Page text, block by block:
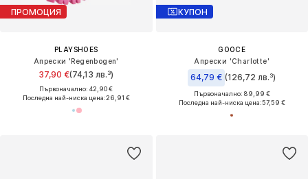
ПРОМОЦИЯ
PLAYSHOES
Апрески 'Regenbogen'
37,90 €(74,13 лв.³)
Първоначално: 42,90 €
Последна най-ниска цена:26,91 €
КУПОН
GOOCE
Апрески 'Charlotte'
64,79 € (126,72 лв.³)
Първоначално: 89,99 €
Последна най-ниска цена:57,59 €